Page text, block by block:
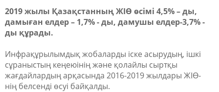
2019 жылы Қазақстанның ЖІӨ өсімі 4,5% – ды,
дамыған елдер – 1,7% - ды, дамушы елдер-3,7% -
ды құрады.
Инфрақұрылымдық жобаларды іске асырудың, ішкі
сұраныстың кеңеюінің және қолайлы сыртқы
жағдайлардың арқасында 2016-2019 жылдары ЖІӨ-
нің белсенді өсуі байқалды.